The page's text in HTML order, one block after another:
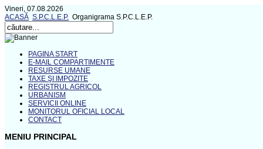
Vineri, 07.08.2026
ACASĂ S.P.C.L.E.P. Organigrama S.P.C.L.E.P.
PAGINA START
E-MAIL COMPARTIMENTE
RESURSE UMANE
TAXE ŞI IMPOZITE
REGISTRUL AGRICOL
URBANISM
SERVICII ONLINE
MONITORUL OFICIAL LOCAL
CONTACT
MENIU PRINCIPAL